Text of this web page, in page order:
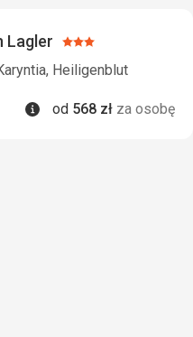
Lagler Ocena:
3/5
Heiligenblut
Informacje
od 568 zł za osobę